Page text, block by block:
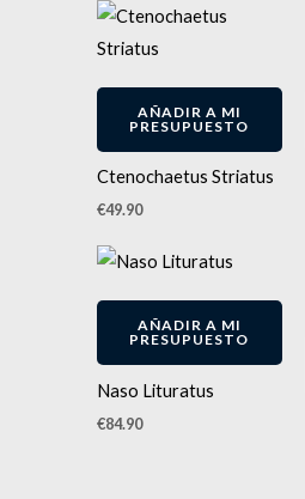
AÑADIR A MI
PRESUPUESTO
Ctenochaetus Striatus
€49.90
AÑADIR A MI
PRESUPUESTO
Naso Lituratus
€84.90